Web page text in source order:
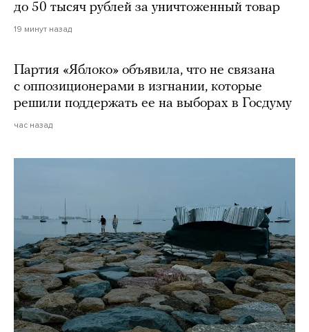
до 50 тысяч рублей за уничтоженный товар
19 минут назад
Партия «Яблоко» объявила, что не связана
с оппозиционерами в изгнании, которые
решили поддержать ее на выборах в Госдуму
час назад